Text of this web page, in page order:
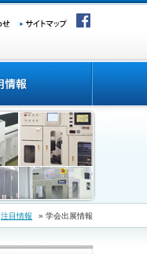
注目情報 » 学会出展情報